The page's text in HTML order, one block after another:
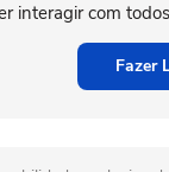
interagir com
Fazer